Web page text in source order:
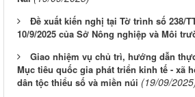
Đề xuất kiến nghị tại Tờ trình số 238/
10/9/2025 của Sở Nông nghiệp và Môi
Giao nhiệm vụ chủ trì, hướng dẫn
Mục tiêu quốc gia phát triển kinh tế - xã
dân tộc thiểu số và miền núi (19/09/